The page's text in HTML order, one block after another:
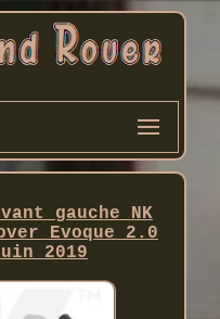
gauche NK
Evoque 2.0
2019